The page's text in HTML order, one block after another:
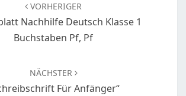
VORHERIGER
Nachhilfe Deutsch Klasse 1
Buchstaben Pf, Pf
NÄCHSTER
Für Anfänger“